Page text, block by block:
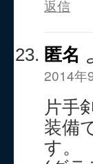
返信
匿名
2014年
片手
装備
す。